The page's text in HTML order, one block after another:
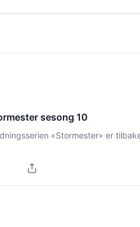
sesong 10
«Stormester» er